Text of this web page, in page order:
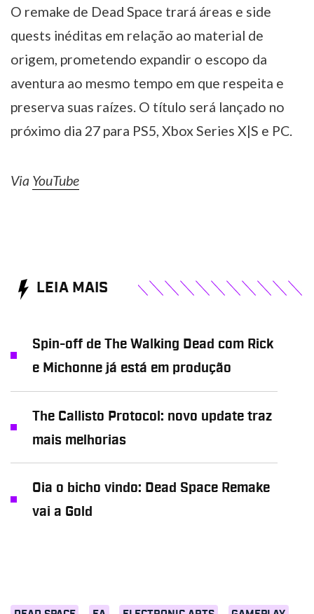
O remake de Dead Space trará áreas e side
quests inéditas em relação ao material de
origem, prometendo expandir o escopo da
aventura ao mesmo tempo em que respeita e
preserva suas raízes. O título será lançado no
próximo dia 27 para PS5, Xbox Series X|S e PC.
Via YouTube
LEIA MAIS
Spin-off de The Walking Dead com Rick
e Michonne já está em produção
The Callisto Protocol: novo update traz
mais melhorias
Oia o bicho vindo: Dead Space Remake
vai a Gold